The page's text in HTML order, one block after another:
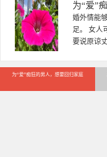
徐珞棋
徐珞棋，
多年，对
千小时，
为“爱”痴狂的男人，想要回归家庭